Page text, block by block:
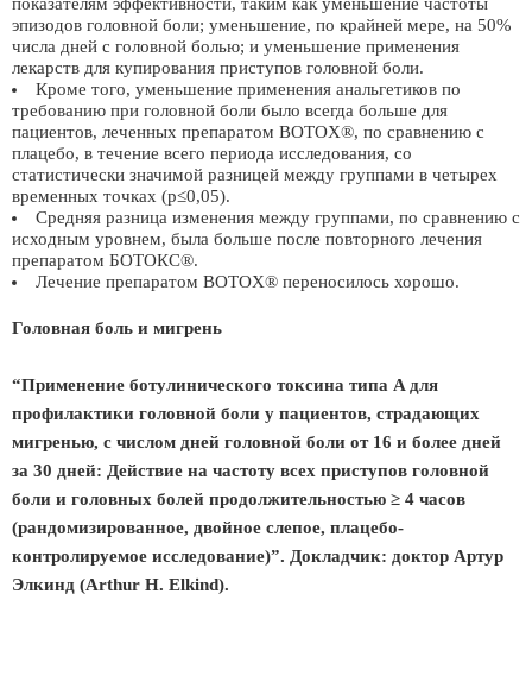
эпизодов головной боли; уменьшение, по крайней мере, на 50%
числа дней с головной болью; и уменьшение применения
лекарств для купирования приступов головной боли.
Кроме того, уменьшение применения анальгетиков по
требованию при головной боли было всегда больше для
пациентов, леченных препаратом BOTOX®, по сравнению с
плацебо, в течение всего периода исследования, со
статистически значимой разницей между группами в четырех
временных точках (p≤0,05).
Средняя разница изменения между группами, по сравнению с
исходным уровнем, была больше после повторного лечения
препаратом БОТОКС®.
Лечение препаратом BOTOX® переносилось хорошо.
Головная боль и мигрень
“Применение ботулинического токсина типа A для
профилактики головной боли у пациентов, страдающих
мигренью, с числом дней головной боли от 16 и более дней
за 30 дней: Действие на частоту всех приступов головной
боли и головных болей продолжительностью ≥ 4 часов
(рандомизированное, двойное слепое, плацебо-
контролируемое исследование)”. Докладчик: доктор Артур
Элкинд (Arthur H. Elkind).